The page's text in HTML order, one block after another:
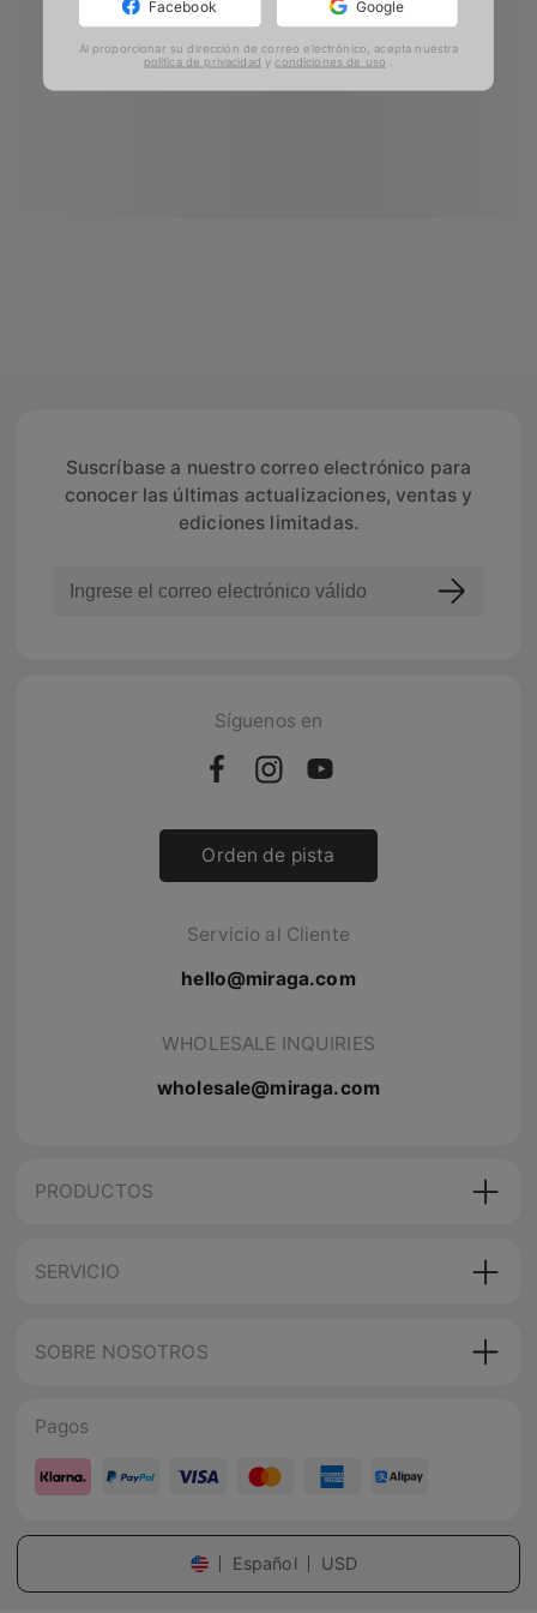
Suscríbase a nuestro correo electrónico para
conocer las últimas actualizaciones, ventas y
ediciones limitadas.
Síguenos en
Orden de pista
Servicio al Cliente
hello@miraga.com
WHOLESALE INQUIRIES
wholesale@miraga.com
PRODUCTOS
SERVICIO
SOBRE NOSOTROS
Pagos
Español USD
Facebook Google
Al proporcionar su dirección de correo electrónico, acepta nuestra
política de privacidad ycondiciones de uso